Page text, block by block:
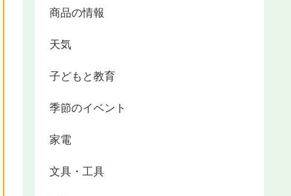
商品の情報
天気
子どもと教育
季節のイベント
家電
文具・工具